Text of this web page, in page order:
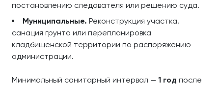
постановлению следователя или решению суда.
Муниципальные. Реконструкция участка,
санация грунта или перепланировка
кладбищенской территории по распоряжению
администрации.
Минимальный санитарный интервал — 1 год после